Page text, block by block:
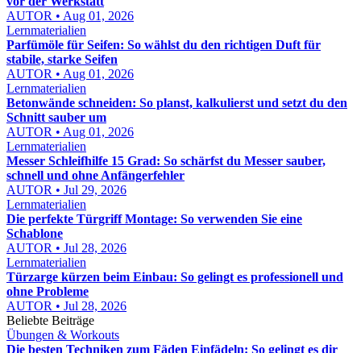
AUTOR • Aug 01, 2026
Lernmaterialien
Parfümöle für Seifen: So wählst du den richtigen Duft für
stabile, starke Seifen
AUTOR • Aug 01, 2026
Lernmaterialien
Betonwände schneiden: So planst, kalkulierst und setzt du den
Schnitt sauber um
AUTOR • Aug 01, 2026
Lernmaterialien
Messer Schleifhilfe 15 Grad: So schärfst du Messer sauber,
schnell und ohne Anfängerfehler
AUTOR • Jul 29, 2026
Lernmaterialien
Die perfekte Türgriff Montage: So verwenden Sie eine
Schablone
AUTOR • Jul 28, 2026
Lernmaterialien
Türzarge kürzen beim Einbau: So gelingt es professionell und
ohne Probleme
AUTOR • Jul 28, 2026
Beliebte Beiträge
Übungen & Workouts
Die besten Techniken zum Fäden Einfädeln: So gelingt es dir